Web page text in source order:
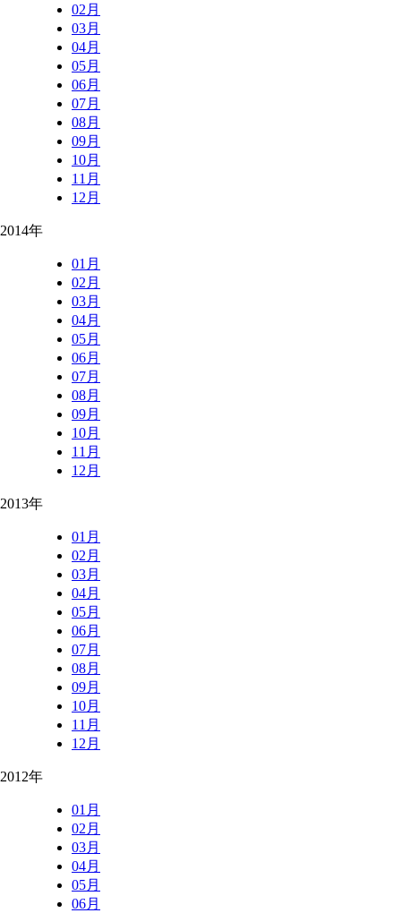
02月
03月
04月
05月
06月
07月
08月
09月
10月
11月
12月
2014年
01月
02月
03月
04月
05月
06月
07月
08月
09月
10月
11月
12月
2013年
01月
02月
03月
04月
05月
06月
07月
08月
09月
10月
11月
12月
2012年
01月
02月
03月
04月
05月
06月